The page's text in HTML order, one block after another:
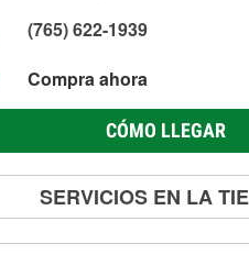
(765) 622-1939
Compra ahora
CÓMO LLEGAR
SERVICIOS EN LA
Prueba de batería